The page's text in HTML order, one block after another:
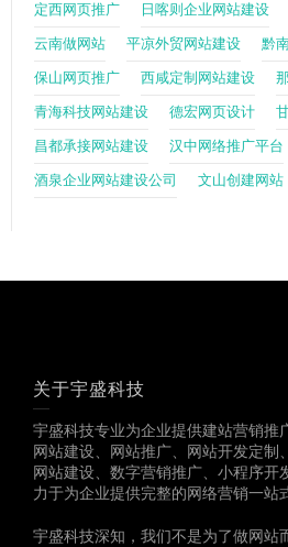
定西网页推广 日喀则企业网站建设
云南做网站 平凉外贸网站建设 黔
保山网页推广 西咸定制网站建设
青海科技网站建设 德宏网页设计
昌都承接网站建设 汉中网络推广平台
酒泉企业网站建设公司 文山创建网站
关于宇盛科技
宇盛科技专业为企业提供建站营销推
网站建设、网站推广、网站开发定制
网站建设、数字营销推广、小程序开
力于为企业提供完整的网络营销一站
宇盛科技深知，我们不是为了做网站